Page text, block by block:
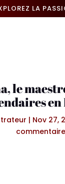
LA
le
| Nov 27,